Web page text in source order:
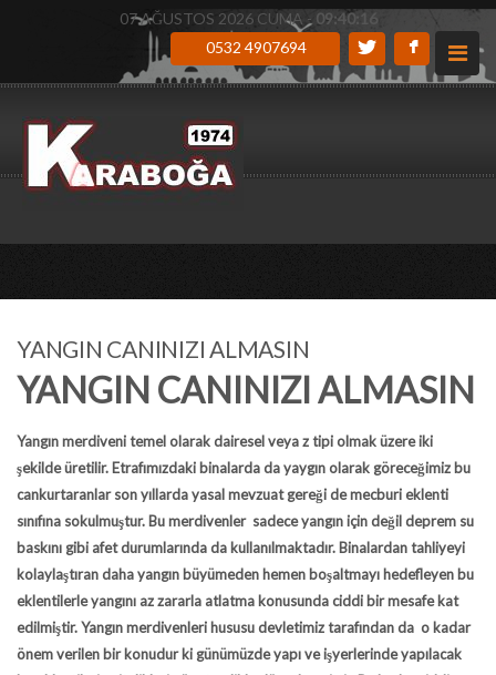
07 AĞUSTOS 2026 CUMA - 09:40:17
0532 4907694
YANGIN CANINIZI ALMASIN
YANGIN CANINIZI ALMASIN
Yangın merdivenitemel olarak dairesel veya z tipi olmak üzere iki
şekilde üretilir. Etrafımızdaki binalarda da yaygın olarak göreceğimiz bu
cankurtaranlar son yıllarda yasal mevzuat gereği de mecburi eklenti
sınıfına sokulmuştur. Bu merdivenler sadece yangın için değil deprem su
baskını gibi afet durumlarında da kullanılmaktadır. Binalardan tahliyeyi
kolaylaştıran daha yangın büyümeden hemen boşaltmayı hedefleyen bu
eklentilerle yangını az zararla atlatma konusunda ciddi bir mesafe kat
edilmiştir.Yangın merdivenleri hususu devletimiz tarafından da o kadar
önem verilen bir konudur ki günümüzde yapı ve işyerlerinde yapılacak